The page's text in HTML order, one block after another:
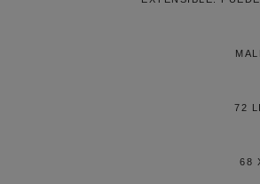
72
68